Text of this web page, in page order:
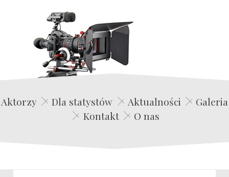
Edwin Film Agencja Aktorska
Aktorzy Dla statystów Aktualności
Galeria
Kontakt
O nas